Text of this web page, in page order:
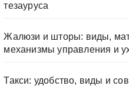
тезауруса
Жалюзи и шторы: виды,
механизмы управления и
Такси: удобство, виды и